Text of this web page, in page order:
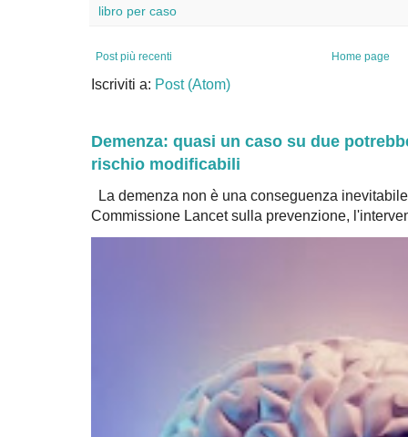
libro per caso
Post più recenti Home page
Iscriviti a: Post (Atom)
Demenza: quasi un caso su due
rischio modificabili
La demenza non è una conseguenza
Commissione Lancet sulla prevenzione,